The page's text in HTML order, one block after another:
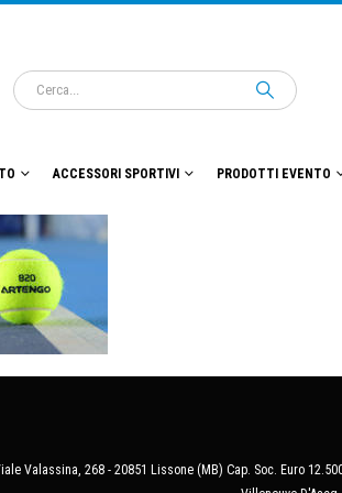
ACCESSORI SPORTIVI PRODOTTI EVENTO
Valassina, 268 - 20851 Lissone (MB) Cap. Soc. Euro